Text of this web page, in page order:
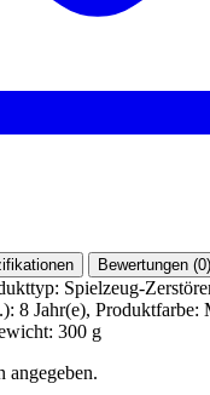
Bewertungen (0)
Spielzeug-
8 Jahr(e), Produktfarbe:
300 g
angegeben.